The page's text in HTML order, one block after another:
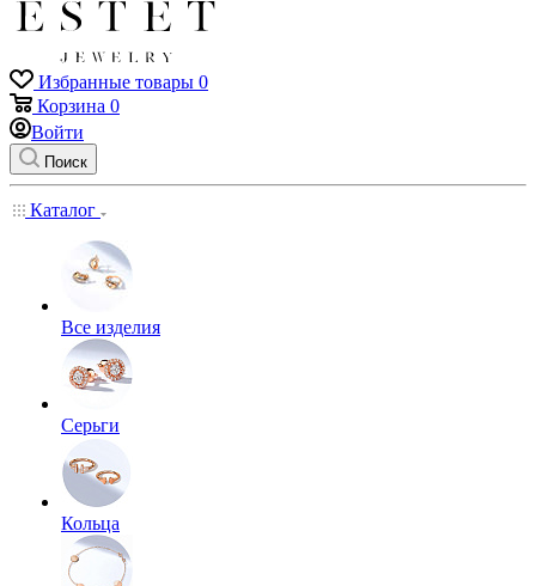
Избранные товары 0
Корзина 0
Войти
Поиск
Каталог
Все изделия
Серьги
Кольца